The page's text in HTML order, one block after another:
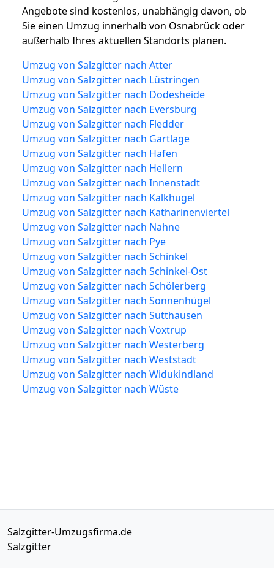
Angebote sind kostenlos, unabhängig davon, ob
Sie einen Umzug innerhalb von Osnabrück oder
außerhalb Ihres aktuellen Standorts planen.
Umzug von Salzgitter nach Atter
Umzug von Salzgitter nach Lüstringen
Umzug von Salzgitter nach Dodesheide
Umzug von Salzgitter nach Eversburg
Umzug von Salzgitter nach Fledder
Umzug von Salzgitter nach Gartlage
Umzug von Salzgitter nach Hafen
Umzug von Salzgitter nach Hellern
Umzug von Salzgitter nach Innenstadt
Umzug von Salzgitter nach Kalkhügel
Umzug von Salzgitter nach Katharinenviertel
Umzug von Salzgitter nach Nahne
Umzug von Salzgitter nach Pye
Umzug von Salzgitter nach Schinkel
Umzug von Salzgitter nach Schinkel-Ost
Umzug von Salzgitter nach Schölerberg
Umzug von Salzgitter nach Sonnenhügel
Umzug von Salzgitter nach Sutthausen
Umzug von Salzgitter nach Voxtrup
Umzug von Salzgitter nach Westerberg
Umzug von Salzgitter nach Weststadt
Umzug von Salzgitter nach Widukindland
Umzug von Salzgitter nach Wüste
Salzgitter-Umzugsfirma.de
Salzgitter